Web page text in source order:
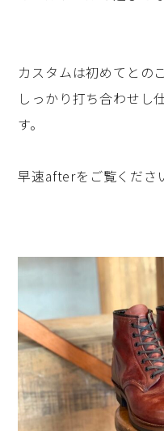
カスタムは初めてとのこ
しっかり打ち合わせし
す。
早速afterをご覧くださ